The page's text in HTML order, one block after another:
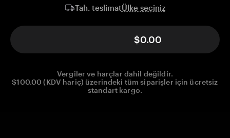
Tah. teslimatÜlke seçiniz
$0.00
Vergiler ve harçlar dahil değildir.
$100.00 (KDV hariç) üzerindeki tüm siparişler için ücretsiz
standart kargo.